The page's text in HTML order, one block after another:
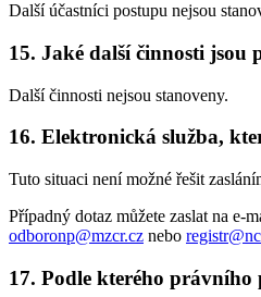
Další účastníci postupu nejsou
15. Jaké další činnosti jsou
Další činnosti nejsou stanoveny.
16. Elektronická služba,
Tuto situaci není možné řešit
Případný dotaz můžete zaslat na e-
odboronp@mzcr.cz nebo
17. Podle kterého právního